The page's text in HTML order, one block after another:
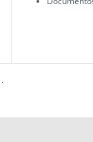
.